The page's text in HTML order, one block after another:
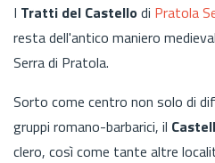
I Tratti del Castellodi Pratola
resta dell'antico maniero
Serra di Pratola.
Sorto come centro non solo di
gruppi romano-barbarici, il
clero, così come tante altre